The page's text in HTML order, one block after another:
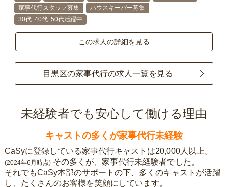
家事代行スタッフ募集
ハウスキーパー募集
30代･40代･50代活躍中
この求人の詳細を見る
目黒区の家事代行の求人一覧を見る
未経験者でも安心して働ける理由
キャストの多くが家事代行未経験
CaSyに登録している家事代行キャストは20,000人以上。
(2024年6月時点) その多くが、家事代行未経験者でした。
それでもCaSy本部のサポートの下、多くのキャストが活躍
し、たくさんのお客様を笑顔にしています。